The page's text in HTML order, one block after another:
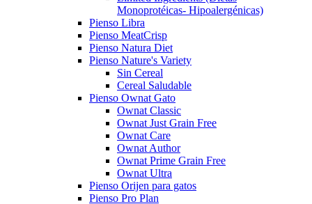
Monoprotéicas- Hipoalergénicas)
Pienso Libra
Pienso MeatCrisp
Pienso Natura Diet
Pienso Nature's Variety
Sin Cereal
Cereal Saludable
Pienso Ownat Gato
Ownat Classic
Ownat Just Grain Free
Ownat Care
Ownat Author
Ownat Prime Grain Free
Ownat Ultra
Pienso Orijen para gatos
Pienso Pro Plan